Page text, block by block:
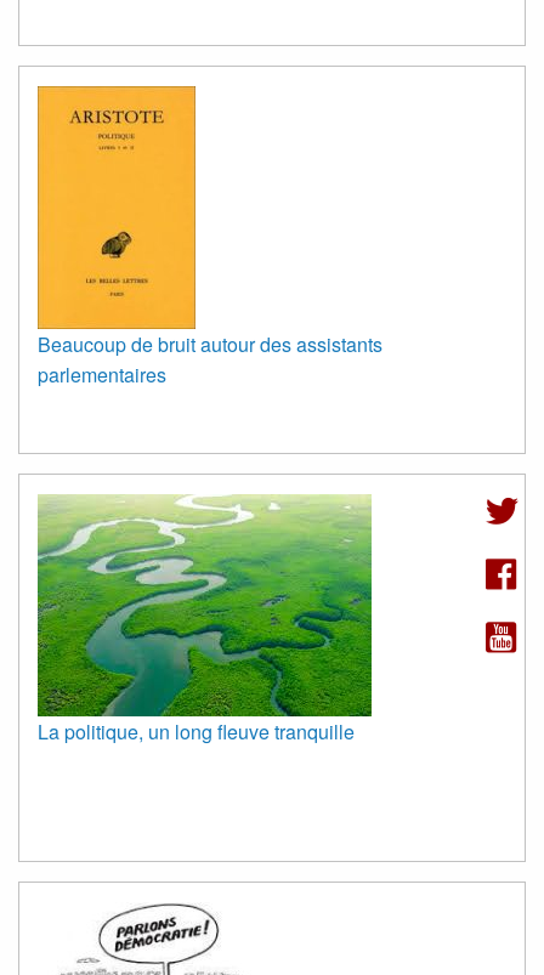
Beaucoup de bruit autour des assistants
parlementaires
La politique, un long fleuve tranquille